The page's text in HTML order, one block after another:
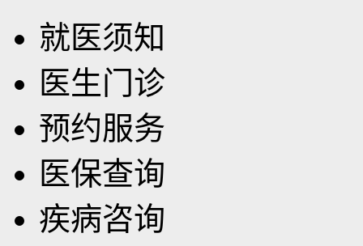
就医须知
医生门诊
预约服务
医保查询
疾病咨询